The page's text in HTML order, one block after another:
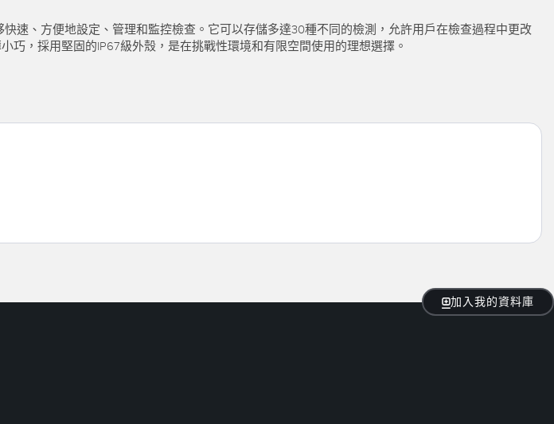
速、方便地設定、管理和監控檢查。它可以存儲多達30種不同的檢測，允許用戶在檢查過程中更改
，採用堅固的IP67級外殼，是在挑戰性環境和有限空間使用的理想選擇。
加入我的資料庫